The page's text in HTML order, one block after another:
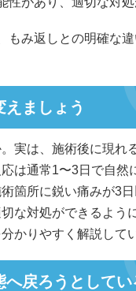
み返しとの明確な
ましょう
実は、施術後に現れ
は通常1〜3日で自然
箇所に鋭い痛みが3
な対処ができるよう
かりやすく解説して
戻ろうとして